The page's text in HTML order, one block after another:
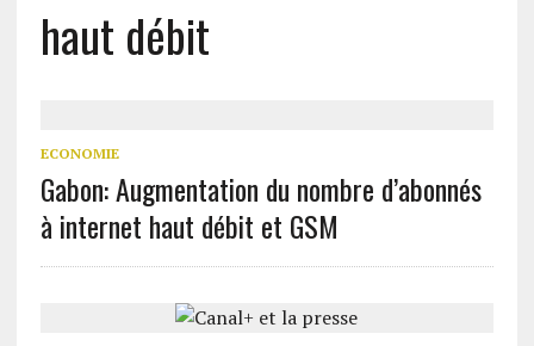
haut débit
ECONOMIE
Gabon: Augmentation du nombre d’abonnés
à internet haut débit et GSM